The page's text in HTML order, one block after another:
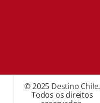
© 2025 Destino Chile.
Todos os direitos